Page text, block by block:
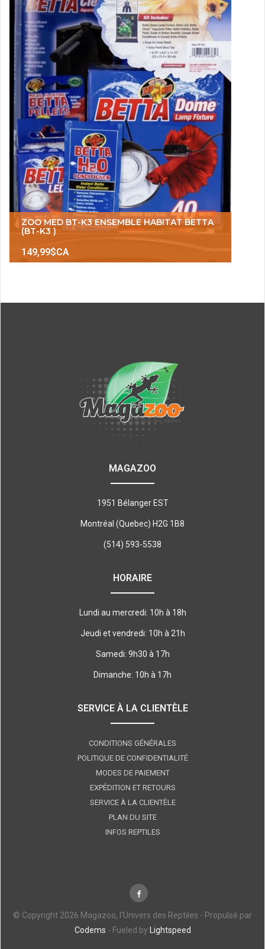
ZOO MED BT-K3 ENSEMBLE HABITAT BETTA
(BT-K3 )
149,99$CA
MAGAZOO
1951 Bélanger EST
Montréal (Quebec) H2G 1B8
(514) 593-5538
HORAIRE
Lundi au mercredi: 10h à 18h
Jeudi et vendredi: 10h à 21h
Samedi: 9h30 à 17h
Dimanche: 10h à 17h
SERVICE À LA CLIENTÈLE
CONDITIONS GÉNÉRALES
POLITIQUE DE CONFIDENTIALITÉ
MODES DE PAIEMENT
EXPÉDITION ET RETOURS
SERVICE À LA CLIENTÈLE
PLAN DU SITE
INFOS REPTILES
© Copyright 2026 Magazoo, l'Univers des Reptiles - Propulsé par
Codems - Fueled by Lightspeed